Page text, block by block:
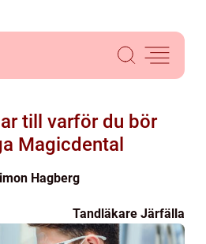
till varför du bör
Magicdental
Hagberg
Tandläkare Järfälla